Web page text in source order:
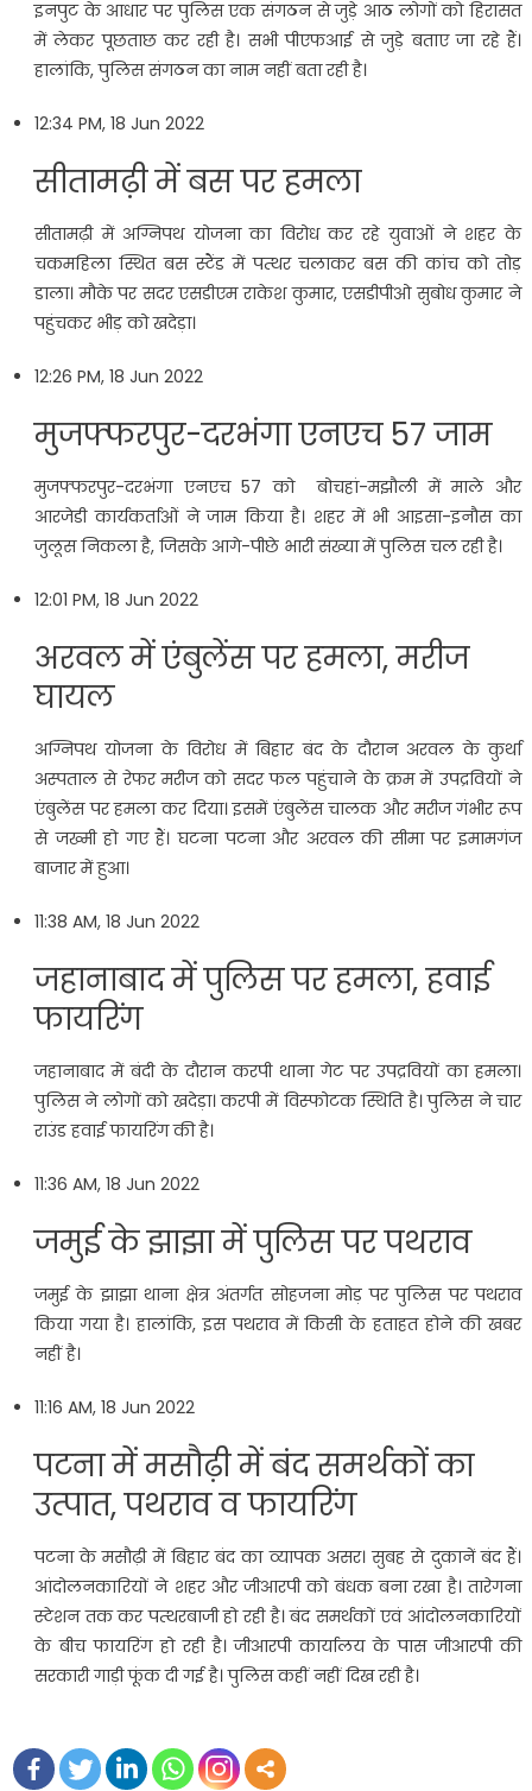
इनपुट के आधार पर पुलिस एक संगठन से जुड़े आठ लोगों को हिरासत
में लेकर पूछताछ कर रही है। सभी पीएफआई से जुड़े बताए जा रहे हैं।
हालांकि, पुलिस संगठन का नाम नहीं बता रही है।
12:34 PM, 18 Jun 2022
सीतामढ़ी में बस पर हमला
सीतामढ़ी में अग्निपथ योजना का विरोध कर रहे युवाओं ने शहर के
चकमहिला स्थित बस स्टैंड में पत्थर चलाकर बस की कांच को तोड़
डाला। मौके पर सदर एसडीएम राकेश कुमार, एसडीपीओ सुबोध कुमार ने
पहुंचकर भीड़ को खदेड़ा।
12:26 PM, 18 Jun 2022
मुजफ्फरपुर-दरभंगा एनएच 57‌ जाम
मुजफ्फरपुर-दरभंगा एनएच 57‌ को बोचहां-मझौली में माले और
आरजेडी कार्यकर्ताओं ने जाम किया है। शहर में भी आइसा-इनौस का
जुलूस निकला है, जिसके आगे-पीछे भारी संख्या में पुलिस चल रही है।
12:01 PM, 18 Jun 2022
अरवल में एंबुलेंस पर हमला, मरीज
घायल
अग्निपथ योजना के विरोध में बिहार बंद के दौरान अरवल के कुर्था
अस्पताल से रेफर मरीज को सदर फल पहुंचाने के क्रम में उपद्रवियों ने
एंबुलेंस पर हमला कर दिया। इसमें एंबुलेंस चालक और मरीज गंभीर रूप
से जख्मी हो गए हैं। घटना पटना और अरवल की सीमा पर इमामगंज
बाजार में हुआ।
11:38 AM, 18 Jun 2022
जहानाबाद में पुलिस पर हमला, हवाई
फायरिंग
जहानाबाद में बंदी के दौरान करपी थाना गेट पर उपद्रवियों का हमला।
पुलिस ने लोगों को खदेड़ा। करपी में विस्फोटक स्थिति है। पुलिस ने चार
राउंड हवाई फायरिंग की है।
11:36 AM, 18 Jun 2022
जमुई के झाझा में पुलिस पर पथराव
जमुई के झाझा थाना क्षेत्र अंतर्गत सोहजना मोड़ पर पुलिस पर पथराव
किया गया है। हालांकि, इस पथराव में किसी के हताहत होने की खबर
नहीं है।
11:16 AM, 18 Jun 2022
पटना में मसौढ़ी में बंद समर्थकों का
उत्‍पात, पथराव व फायरिंग
पटना के मसौढ़ी में बिहार बंद का व्यापक असर। सुबह से दुकानें बंद हैं।
आंदोलनकारियों ने शहर और जीआरपी को बंधक बना रखा है। तारेगना
स्टेशन तक कर पत्थरबाजी हो रही है। बंद समर्थकों एवं आंदोलनकारियों
के बीच फायरिंग हो रही है। जीआरपी कार्यालय के पास जीआरपी की
सरकारी गाड़ी फूंक दी गई है। पुलिस कहीं नहीं दिख रही है।